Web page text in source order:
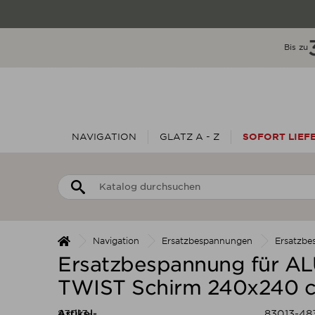
Bis zu
NAVIGATION GLATZ A - Z SOFORT
Navigation Ersatzbespannungen
Ersatzbespannung für
TWIST Schirm 240x240